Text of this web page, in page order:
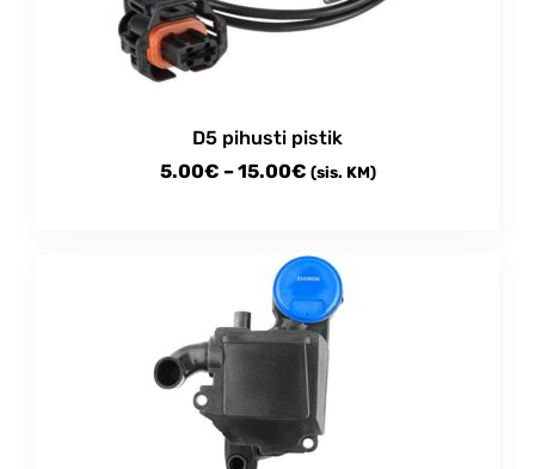
D5 pihusti pistik
5.00€ –15.00€Price
through
15.00€
(sis. KM)